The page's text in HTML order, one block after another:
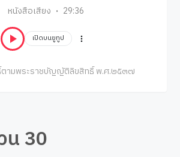
หนังสือเสียง 29:36
เปิดบนยูทูป
ตามพระราชบัญญัติลิขสิทธิ์ พ.ศ.๒๕๓๗
น 30